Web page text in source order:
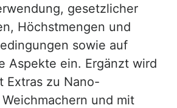
gesetzlicher
Höchstmengen und
sowie auf
Aspekte ein. Ergänzt wird
Extras zu Nano-
und mit